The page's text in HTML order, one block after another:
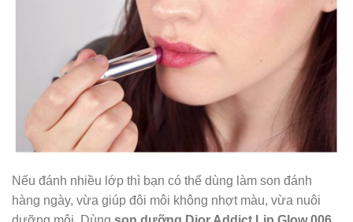
Nếu đánh nhiều lớp thì bạn có thể dùng làm son đánh
hàng ngày, vừa giúp đôi môi không nhợt màu, vừa nuôi